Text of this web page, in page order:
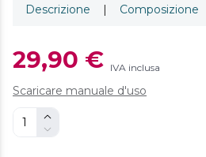
Descrizione | Composizione
29,90 € IVA inclusa
Scaricare manuale d'uso